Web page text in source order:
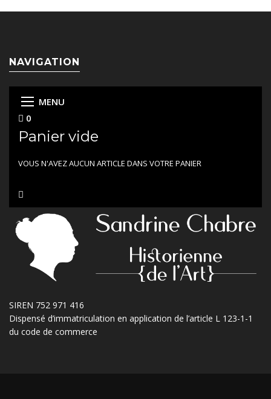
NAVIGATION
MENU
0
Panier vide
VOUS N'AVEZ AUCUN ARTICLE DANS VOTRE PANIER
SIREN 752 971 416
Dispensé d’immatriculation en application de l’article L 123-1-1
du code de commerce